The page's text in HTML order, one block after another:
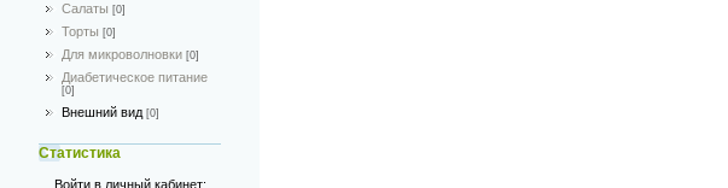
Салаты [0]
Торты [0]
Для микроволновки [0]
Диабетическое питание
[0]
Внешний вид [0]
Статистика
Войти в личный кабинет: